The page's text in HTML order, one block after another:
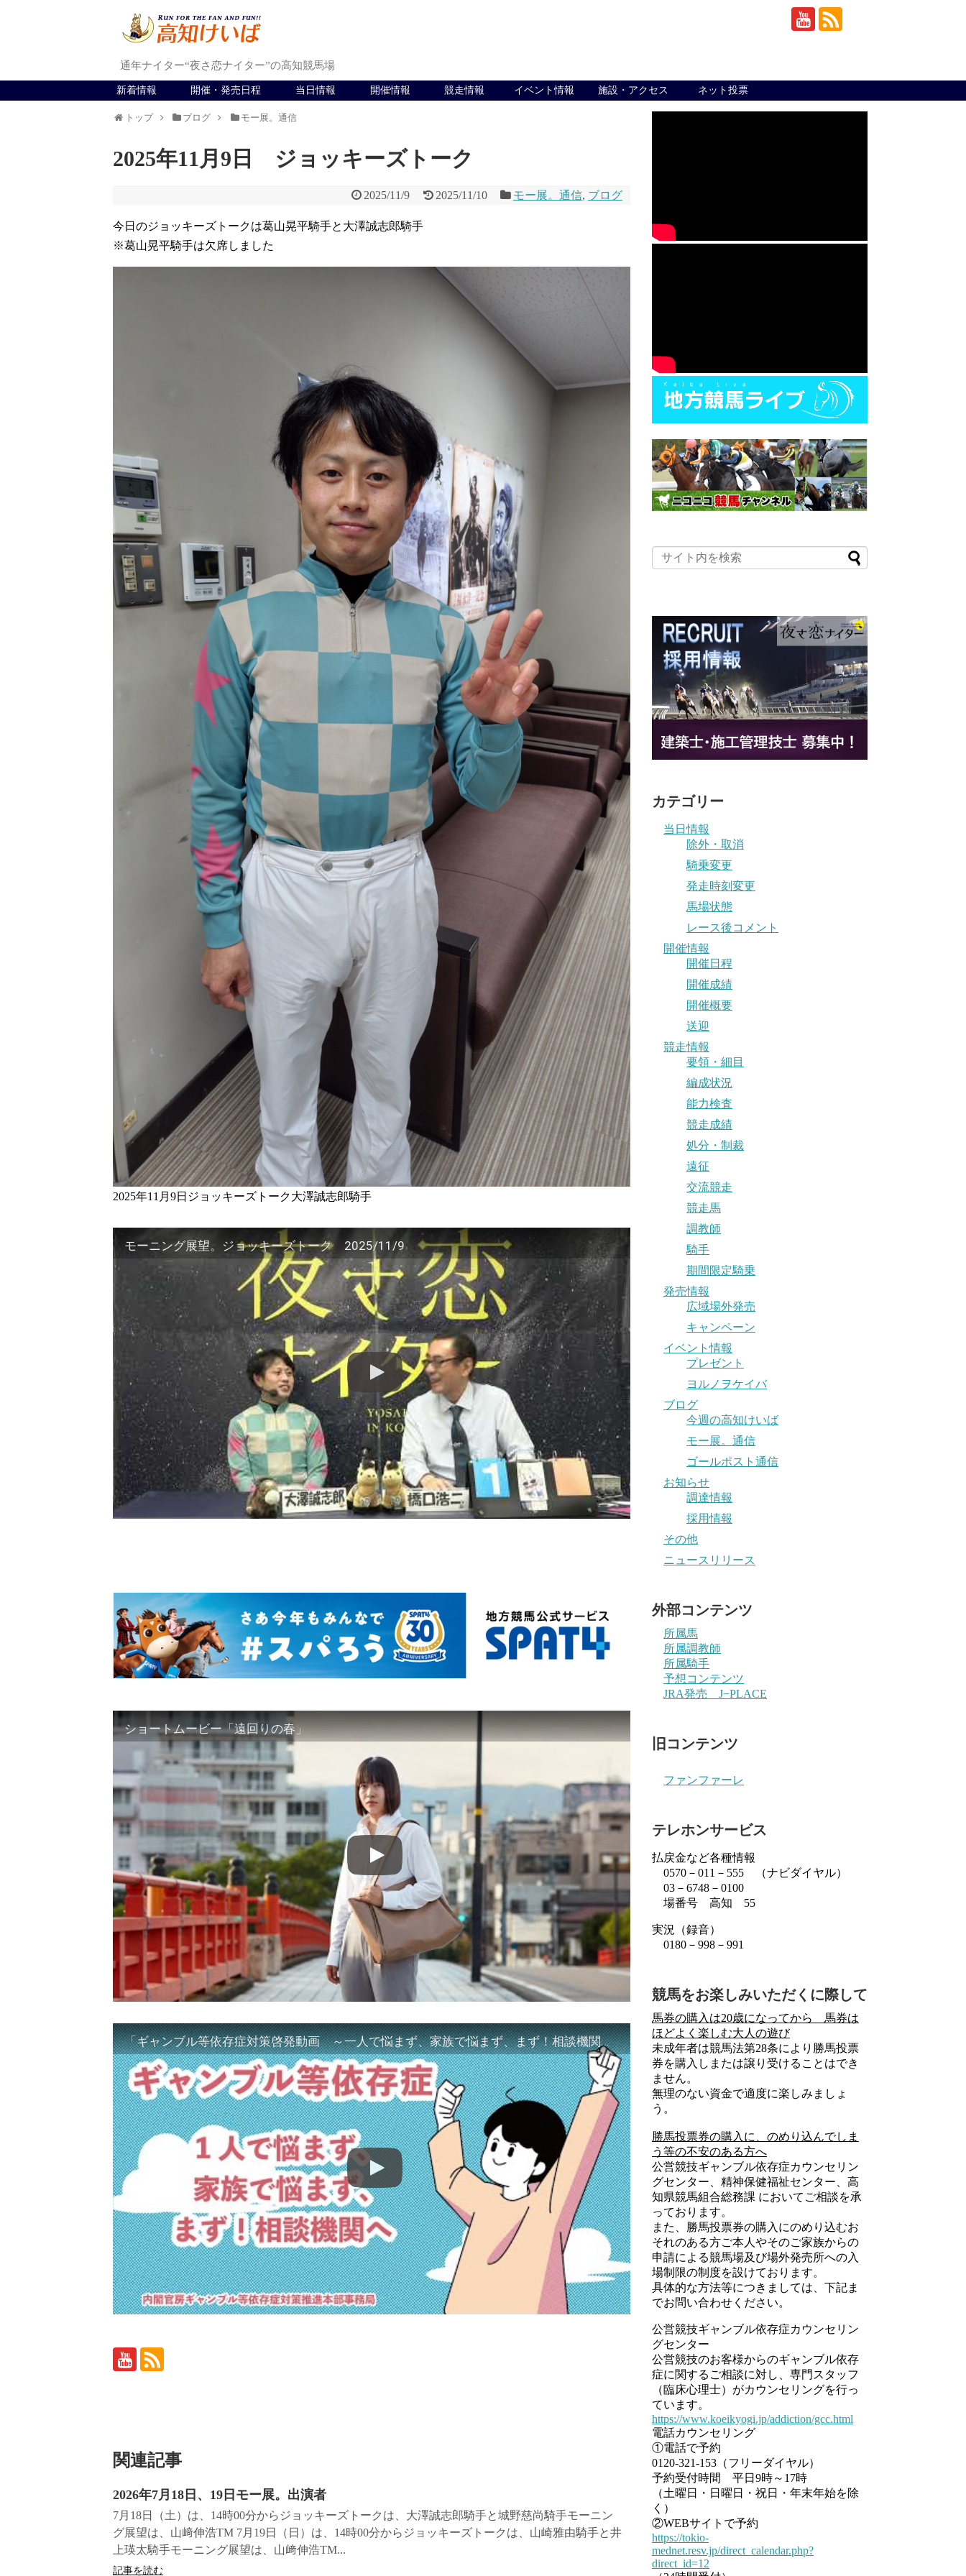
通年ナイター“夜さ恋ナイター”の高知競馬場
新着情報 開催・発売日程 当日情報 開催情報 競走情報 イベント情報 施設・アクセス ネット投票
トップ ブログ モー展。通信
2025年11月9日 ジョッキーズトーク
2025/11/9 2025/11/10 モー展。通信, ブログ
今日のジョッキーズトークは葛山晃平騎手と大澤誠志郎騎手
※葛山晃平騎手は欠席しました
2025年11月9日ジョッキーズトーク大澤誠志郎騎手
モーニング展望。ジョッキーズトーク 2025/11/9
ショートムービー「遠回りの春」
「ギャンブル等依存症対策啓発動画 ～一人で悩まず、家族で悩まず、まず！相談機関へ～」
関連記事
2026年7月18日、19日モー展。出演者
7月18日（土）は、14時00分からジョッキーズトークは、大澤誠志郎騎手と城野慈尚騎手モーニン
グ展望は、山﨑伸浩TM 7月19日（日）は、14時00分からジョッキーズトークは、山崎雅由騎手と井
上瑛太騎手モーニング展望は、山﨑伸浩TM...
記事を読む
カテゴリー
当日情報
除外・取消
騎乗変更
発走時刻変更
馬場状態
レース後コメント
開催情報
開催日程
開催成績
開催概要
送迎
競走情報
要領・細目
編成状況
能力検査
競走成績
処分・制裁
遠征
交流競走
競走馬
調教師
騎手
期間限定騎乗
発売情報
広域場外発売
キャンペーン
イベント情報
プレゼント
ヨルノヲケイバ
ブログ
今週の高知けいば
モー展。通信
ゴールポスト通信
お知らせ
調達情報
採用情報
その他
ニュースリリース
外部コンテンツ
所属馬
所属調教師
所属騎手
予想コンテンツ
JRA発売 J−PLACE
旧コンテンツ
ファンファーレ
テレホンサービス
払戻金など各種情報
0570－011－555 （ナビダイヤル）
03－6748－0100
場番号 高知 55
実況（録音）
0180－998－991
競馬をお楽しみいただくに際して
馬券の購入は20歳になってから 馬券は
ほどよく楽しむ大人の遊び
未成年者は競馬法第28条により勝馬投票
券を購入しまたは譲り受けることはでき
ません。
無理のない資金で適度に楽しみましょ
う。
勝馬投票券の購入に、のめり込んでしま
う等の不安のある方へ
公営競技ギャンブル依存症カウンセリン
グセンター、精神保健福祉センター、高
知県競馬組合総務課 においてご相談を承
っております。
また、勝馬投票券の購入にのめり込むお
それのある方ご本人やそのご家族からの
申請による競馬場及び場外発売所への入
場制限の制度を設けております。
具体的な方法等につきましては、下記ま
でお問い合わせください。
公営競技ギャンブル依存症カウンセリン
グセンター
公営競技のお客様からのギャンブル依存
症に関するご相談に対し、専門スタッフ
（臨床心理士）がカウンセリングを行っ
ています。
https://www.koeikyogi.jp/addiction/gcc.html
電話カウンセリング
①電話で予約
0120-321-153（フリーダイヤル）
予約受付時間 平日9時～17時
（土曜日・日曜日・祝日・年末年始を除
く）
②WEBサイトで予約
https://tokio-
mednet.resv.jp/direct_calendar.php?
direct_id=12